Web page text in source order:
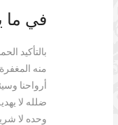
في
بالتأكيد
منه
أرواحنا
ضلله لا
وحده لا